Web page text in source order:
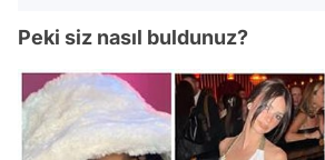
Peki siz nasıl buldunuz?